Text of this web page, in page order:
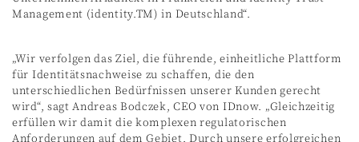
Management (identity.TM) in Deutschland“.
„Wir verfolgen das Ziel, die führende, einheitliche Plattform
für Identitätsnachweise zu schaffen, die den
unterschiedlichen Bedürfnissen unserer Kunden gerecht
wird“, sagt Andreas Bodczek, CEO von IDnow. „Gleichzeitig
erfüllen wir damit die komplexen regulatorischen
Anforderungen auf dem Gebiet. Durch unsere erfolgreichen